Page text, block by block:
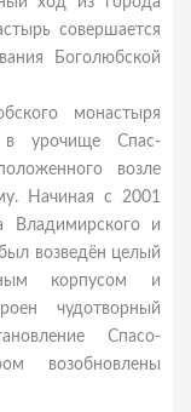
совершается
Боголюбской
монастыря
в урочище Спас-
возле
Начиная с 2001
Владимирского и
возведён целый
корпусом и
чудотворный
Спасо-
возобновлены